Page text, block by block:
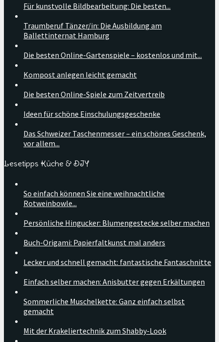
Für kunstvolle Bildbearbeitung: Die besten...
Traumberuf Tänzer/in: Die Ausbildung am
Ballettinternat Hamburg
Die besten Online-Gartenspiele – kostenlos und mit...
Kompost anlegen leicht gemacht
Die besten Online-Spiele zum Zeitvertreib
Ideen für schöne Einschulungsgeschenke
Das Schweizer Taschenmesser – ein schönes Geschenk,
vor allem...
Lesetipps Küche & DIY
So einfach können Sie eine weihnachtliche
Rotweinbowle...
Persönliche Hingucker: Blumengestecke selber machen
Buch-Origami: Papierfaltkunst mal anders
Lecker und schnell gemacht: fantastische Fantaschnitte
Einfach selber machen: Anisbutter gegen Erkältungen
Sommerliche Muschelkette: Ganz einfach selbst
gemacht
Mit der Krakeliertechnik zum Shabby-Look